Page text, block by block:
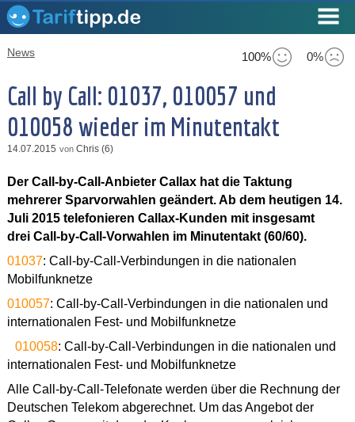
100% 0%
News
Call by Call: 01037, 010057 und
010058 wieder im Minutentakt
14.07.2015 von Chris (6)
Der Call-by-Call-Anbieter Callax hat die Taktung
mehrerer Sparvorwahlen geändert. Ab dem heutigen 14.
Juli 2015 telefonieren Callax-Kunden mit insgesamt
drei Call-by-Call-Vorwahlen im Minutentakt (60/60).
01037: Call-by-Call-Verbindungen in die nationalen
Mobilfunknetze
010057: Call-by-Call-Verbindungen in die nationalen und
internationalen Fest- und Mobilfunknetze
010058: Call-by-Call-Verbindungen in die nationalen und
internationalen Fest- und Mobilfunknetze
Alle Call-by-Call-Telefonate werden über die Rechnung der
Deutschen Telekom abgerechnet. Um das Angebot der